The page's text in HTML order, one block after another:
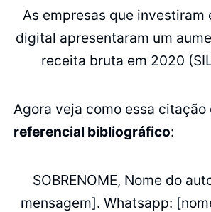
As empresas que investiram
digital apresentaram um
receita bruta em 2020
Agora veja como essa
referencial bibliográfico:
SOBRENOME, Nome do
mensagem]. Whatsapp: